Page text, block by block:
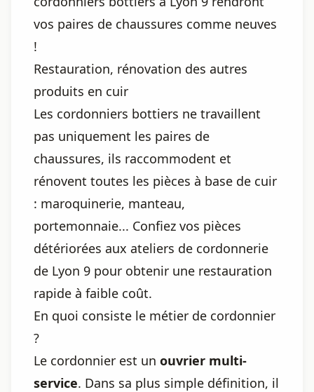
vos paires de chaussures comme neuves
!
Restauration, rénovation des autres
produits en cuir
Les cordonniers bottiers ne travaillent
pas uniquement les paires de
chaussures, ils raccommodent et
rénovent toutes les pièces à base de cuir
: maroquinerie, manteau,
portemonnaie... Confiez vos pièces
détériorées aux ateliers de cordonnerie
de Lyon 9 pour obtenir une restauration
rapide à faible coût.
En quoi consiste le métier de cordonnier
?
Le cordonnier est un ouvrier multi-
service. Dans sa plus simple définition, il